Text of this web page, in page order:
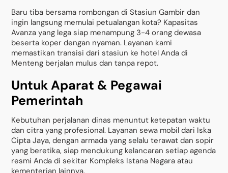
Baru tiba bersama rombongan di Stasiun Gambir dan
ingin langsung memulai petualangan kota? Kapasitas
Avanza yang lega siap menampung 3-4 orang dewasa
beserta koper dengan nyaman. Layanan kami
memastikan transisi dari stasiun ke hotel Anda di
Menteng berjalan mulus dan tanpa repot.
Untuk Aparat & Pegawai
Pemerintah
Kebutuhan perjalanan dinas menuntut ketepatan waktu
dan citra yang profesional. Layanan sewa mobil dari Iska
Cipta Jaya, dengan armada yang selalu terawat dan sopir
yang beretika, siap mendukung kelancaran setiap agenda
resmi Anda di sekitar Kompleks Istana Negara atau
kementerian lainnya.